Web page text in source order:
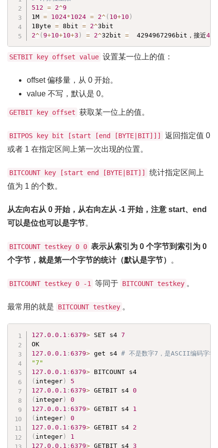
512
= 2^9
1M = 1024*1024 = 2^ ( 10+10 )
1Byte = 8bit = 2^
2^ (9+10+10+3 ) = 2^32bit =
  4294967296bit，接近
43
SETBIT key offset value 设置某一位上的值：
offset 偏移量，从 0 开始。
value 不写，默认是 0。
GETBIT key offset 获取某一位上的值。
BITPOS key bit [start [end [BYTE|BIT]]]
返回指定值 0
或者 1 在指定区间上第一次出现的位置。
BITCOUNT key [start end [BYTE|BIT]]
统计指定区间上
值为 1 的个数。
从左向右从 0 开始，从右向左从 -1 开始，注意 start、end
可以是位也可以是字节。
BITCOUNT testkey 0 0 表示从索引为 0 个字节到索引为 0
个字节，就是第一个字节的统计（默认是字节）
。
BITCOUNT testkey 0 -1 等同于 BITCOUNT testkey 。
最常用的就是 BITCOUNT testkey 。
127.0 .0 .1 :6379> SET s4 7
127.0 .0 .1 :6379> get s4 # 不是数字7，是ASCII编码字
"7"
127.0 .0 .1 :6379>
( integer)
5
127.0 .0 .1 :6379> GETBIT s4 0
( integer)
0
127.0 .0 .1 :6379> GETBIT s4 1
( integer)
0
127.0 .0 .1 :6379> GETBIT s4 2
( integer)
1
127.0 .0 .1 :6379> GETBIT s4 3